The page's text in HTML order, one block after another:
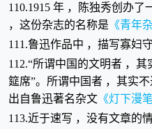
110.1915 年 ，陈独秀创办
，这份杂志的名称是 《青年
111.鲁迅作品中 ，描写寡妇
112.“所谓中国的文明者 ，
筵席”。所谓中国者 ，其实
出自鲁迅著名杂文 《灯下漫笔
113.近于速写 ，没有文章的